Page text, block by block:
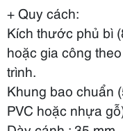
+ Quy cách:
Kích thước phủ bì
hoặc gia công
trình.
Khung bao chuẩn
PVC hoặc nhựa